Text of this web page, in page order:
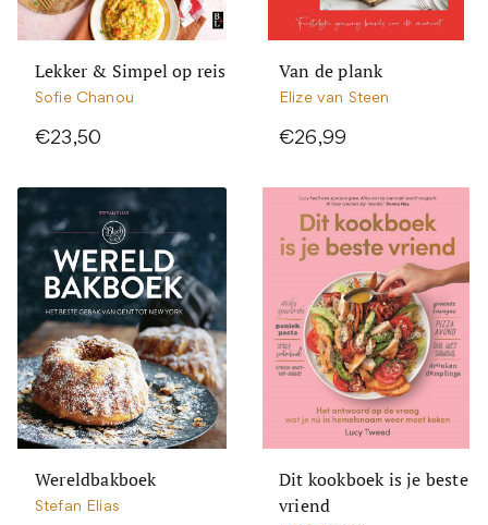
Lekker & Simpel op reis
Sofie Chanou
€23,50
Van de plank
Elize van Steen
€26,99
Wereldbakboek
Stefan Elias
Dit kookboek is je beste
vriend